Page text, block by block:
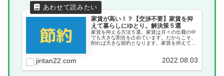
家賃が高い！？【交渉不要】家賃を抑
えて暮らしにゆとり。解決策５選
家賃を抑える方法５選。家賃は月々の出費の中
でも大きな割合を占めています。だからこそ、
削れば大きな節約となります。家賃を抑えて
jiritan22.com 2022.08.03